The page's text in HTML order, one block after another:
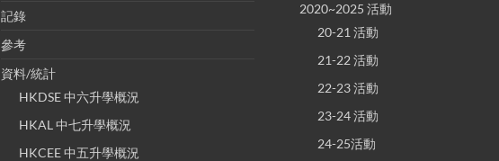
記錄
參考
資料/統計
HKDSE 中六升學概況
HKAL 中七升學概況
HKCEE 中五升學概況
2020~2025 活動
20-21 活動
21-22 活動
22-23 活動
23-24 活動
24-25活動